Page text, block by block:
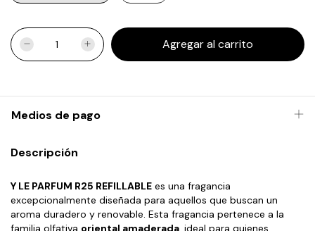
Medios de pago
Descripción
Y LE PARFUM R25 REFILLABLE es una fragancia
excepcionalmente diseñada para aquellos que buscan un
aroma duradero y renovable. Esta fragancia pertenece a la
familia olfativa oriental amaderada, ideal para quienes